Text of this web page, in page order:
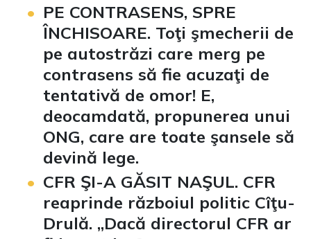
PE CONTRASENS, SPRE
ÎNCHISOARE. Toţi şmecherii de
pe autostrăzi care merg pe
contrasens să fie acuzaţi de
tentativă de omor! E,
deocamdată, propunerea unui
ONG, care are toate şansele să
devină lege.
CFR ŞI-A GĂSIT NAŞUL. CFR
reaprinde războiul politic Cîţu-
Drulă. „Dacă directorul CFR ar